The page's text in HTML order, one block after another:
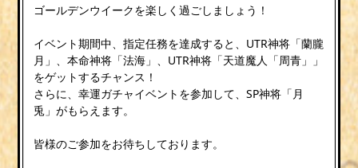
ゴールデンウイークを楽しく過ごしましょう！
イベント期間中、指定任務を達成すると、UTR神将「蘭朧
月」、本命神将「法海」、UTR神将「天道魔人「周青」」
をゲットするチャンス！
さらに、幸運ガチャイベントを参加して、SP神将「月
兎」がもらえます。
皆様のご参加をお待ちしております。